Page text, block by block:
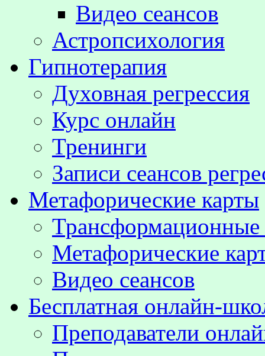
Видео сеансов
Астропсихология
Гипнотерапия
Духовная регрессия
Курс онлайн
Тренинги
Записи сеансов
Метафорические карты
Метафорические
Видео сеансов
Бесплатная онлайн-
Преподаватели